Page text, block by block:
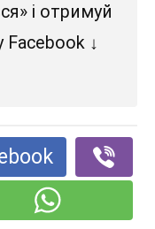
і отримуй
Facebook ↓